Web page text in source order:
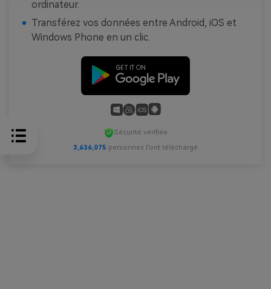
ordinateur.
Transférez vos données entre Android, iOS et
Windows Phone en un clic.
Sécurité vérifiée
3,636,075 personnes l'ont téléchargé